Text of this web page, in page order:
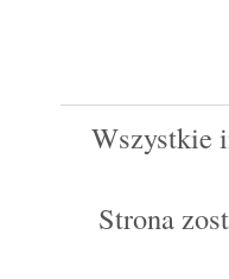
Wszystkie
Strona